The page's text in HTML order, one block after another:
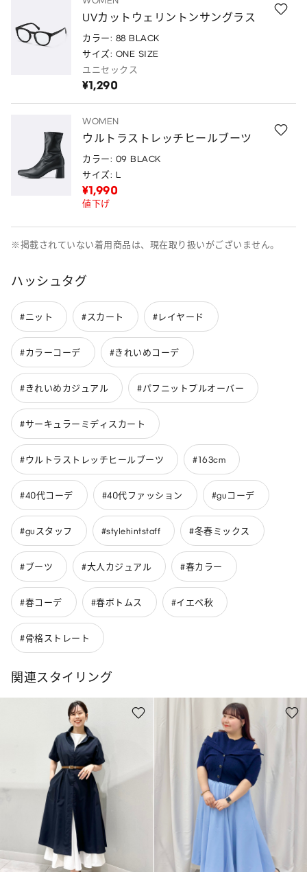
UVカットウェリントンサングラス
カラー: 88 BLACK
サイズ: ONE SIZE
ユニセックス
¥1,290
WOMEN
ウルトラストレッチヒールブーツ
カラー: 09 BLACK
サイズ: L
¥1,990
値下げ
※掲載されていない着用商品は、現在取り扱いがございません。
ハッシュタグ
#ニット #スカート #レイヤード
#カラーコーデ #きれいめコーデ
#きれいめカジュアル #パフニットプルオーバー
#サーキュラーミディスカート
#ウルトラストレッチヒールブーツ #163cm
#40代コーデ #40代ファッション #guコーデ
#guスタッフ #stylehintstaff #冬春ミックス
#ブーツ #大人カジュアル #春カラー
#春コーデ #春ボトムス #イエベ秋
#骨格ストレート
関連スタイリング